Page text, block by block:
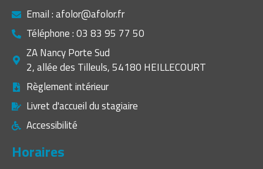
Email : afolor@afolor.fr
Téléphone : 03 83 95 77 50
ZA Nancy Porte Sud
2, allée des Tilleuls, 54180 HEILLECOURT
Règlement intérieur
Livret d'accueil du stagiaire
Accessibilité
Horaires